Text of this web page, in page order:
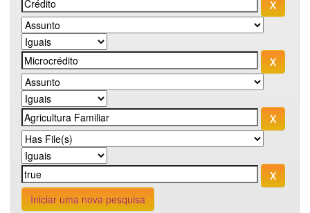
Iniciar uma nova pesquisa